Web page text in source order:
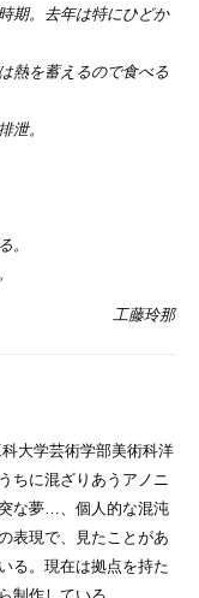
期。去年は特にひどか
熱を蓄えるので食べる
泄。
。
工藤玲那
大学芸術学部美術科洋
ちに混ざりあうアノニ
な夢…、個人的な混沌
表現で、見たことがあ
る。現在は拠点を持た